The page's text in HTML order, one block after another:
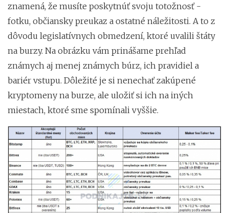
znamená, že musíte poskytnúť svoju totožnosť -
fotku, občiansky preukaz a ostatné náležitosti. A to z
dôvodu legislatívnych obmedzení, ktoré uvalili štáty
na burzy. Na obrázku vám prinášame prehľad
známych aj menej známych búrz, ich pravidiel a
bariér vstupu. Dôležité je si nenechať zakúpené
kryptomeny na burze, ale uložiť si ich na iných
miestach, ktoré sme spomínali vyššie.